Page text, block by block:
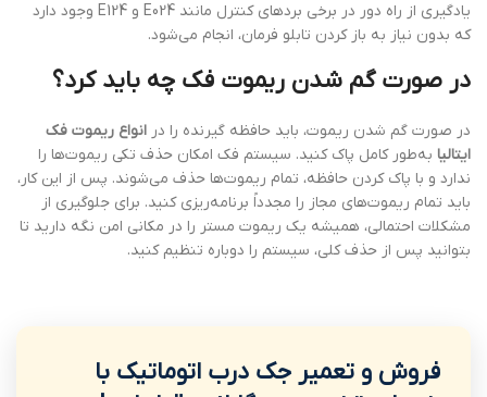
یادگیری از راه دور در برخی بردهای کنترل مانند E024 و E124 وجود دارد
که بدون نیاز به باز کردن تابلو فرمان، انجام می‌شود.
در صورت گم شدن ریموت فک چه باید کرد؟
در صورت گم شدن ریموت، باید حافظه گیرنده را در انواع ریموت فک
ایتالیا به‌طور کامل پاک کنید. سیستم فک امکان حذف تکی ریموت‌ها را
ندارد و با پاک کردن حافظه، تمام ریموت‌ها حذف می‌شوند. پس از این کار،
باید تمام ریموت‌های مجاز را مجدداً برنامه‌ریزی کنید. برای جلوگیری از
مشکلات احتمالی، همیشه یک ریموت مستر را در مکانی امن نگه دارید تا
بتوانید پس از حذف کلی، سیستم را دوباره تنظیم کنید.
فروش و تعمیر جک درب اتوماتیک با